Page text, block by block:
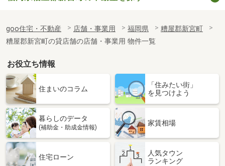
goo住宅・不動産 店舗・事業用 福岡県
糟屋郡新宮町
糟屋郡新宮町の貸店舗の店舗・事業用 物件一覧
お役立ち情報
住まいのコラム
「住みたい街」
を見つけよう
暮らしのデータ
(補助金・助成金情報)
家賃相場
住宅ローン
人気タウン
ランキング